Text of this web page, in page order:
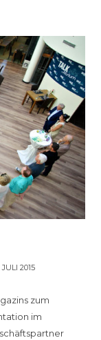
JULI 2015
zum
im